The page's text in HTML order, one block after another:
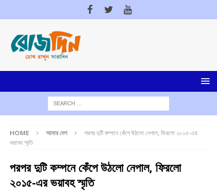
HOME আমার দেশ
পরপর দুটি কম্পনে কেঁপে উঠলো নেপাল, ফিরলো ২০১৫-এর
ভয়াবহ স্মৃতি
পরপর দুটি কম্পনে কেঁপে উঠলো নেপাল, ফিরলো
২০১৫-এর ভয়াবহ স্মৃতি